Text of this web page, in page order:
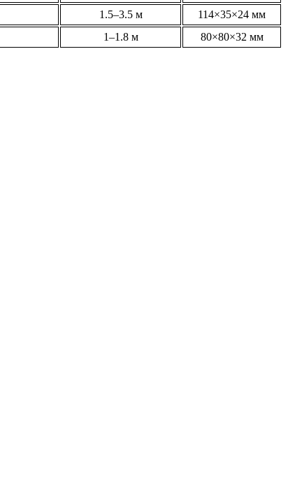
1.5–3.5 м
114×35×24 мм
1–1.8 м 80×80×32 мм